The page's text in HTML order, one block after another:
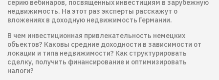
серию вебинаров, посвященных инвестициям в зарубежную
недвижимость. На этот раз эксперты расскажут о
вложениях в доходную недвижимость Германии.
В чем инвестиционная привлекательность немецких
объектов? Каковы средние доходности в зависимости от
локации и типа недвижимости? Как структурировать
сделку, получить финансирование и оптимизировать
налоги?